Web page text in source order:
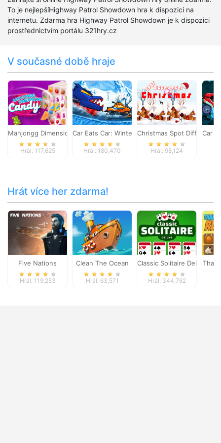
To je nejlepšíHighway Patrol Showdown hra k dispozici na
internetu. Zdarma hra Highway Patrol Showdown je k dispozici
prostřednictvím portálu 321hry.cz
V současné době hraje
Mahjongg Dimensions Candy 640 seconds
Hrál: 117,625
Car Eats Car: Winter Adventure
Hrál: 180,470
Christmas Spot
Hrál: 98,124
Car
Hrát více her zdarma!
Five Nations
Hrál: 119,253
Clean The Ocean
Hrál: 63,571
Classic Solitaire Deluxe
Hrál: 344,762